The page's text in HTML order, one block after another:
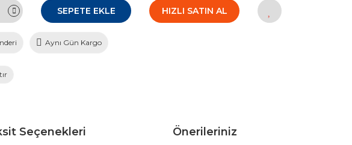
SEPETE EKLE HIZLI SATIN AL
Aynı Gün Kargo
Seçenekleri Önerileriniz